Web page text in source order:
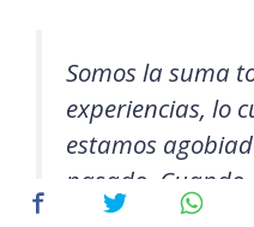
Somos la suma
experiencias, lo
estamos
pasado.
tensión o miedo